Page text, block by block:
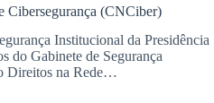
Cibersegurança (CNCiber)
Institucional da Presidência
do Gabinete de Segurança
Direitos na Rede…